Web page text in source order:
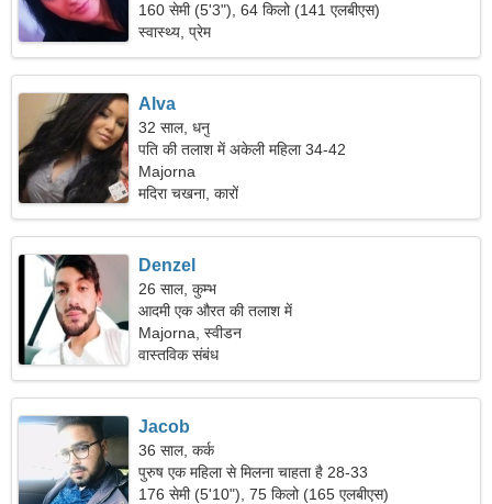
160 सेमी (5'3"), 64 किलो (141 एलबीएस)
स्वास्थ्य, प्रेम
Alva
32 साल, धनु
पति की तलाश में अकेली महिला 34-42
Majorna
मदिरा चखना, कारों
Denzel
26 साल, कुम्भ
आदमी एक औरत की तलाश में
Majorna, स्वीडन
वास्तविक संबंध
Jacob
36 साल, कर्क
पुरुष एक महिला से मिलना चाहता है 28-33
176 सेमी (5'10"), 75 किलो (165 एलबीएस)